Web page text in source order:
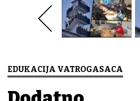
EDUKACIJA VATROGASACA